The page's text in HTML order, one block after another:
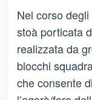
Nel corso
stoà porticata
realizzata da
blocchi
che consente